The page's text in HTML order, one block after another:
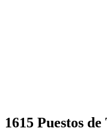
1615 Puestos